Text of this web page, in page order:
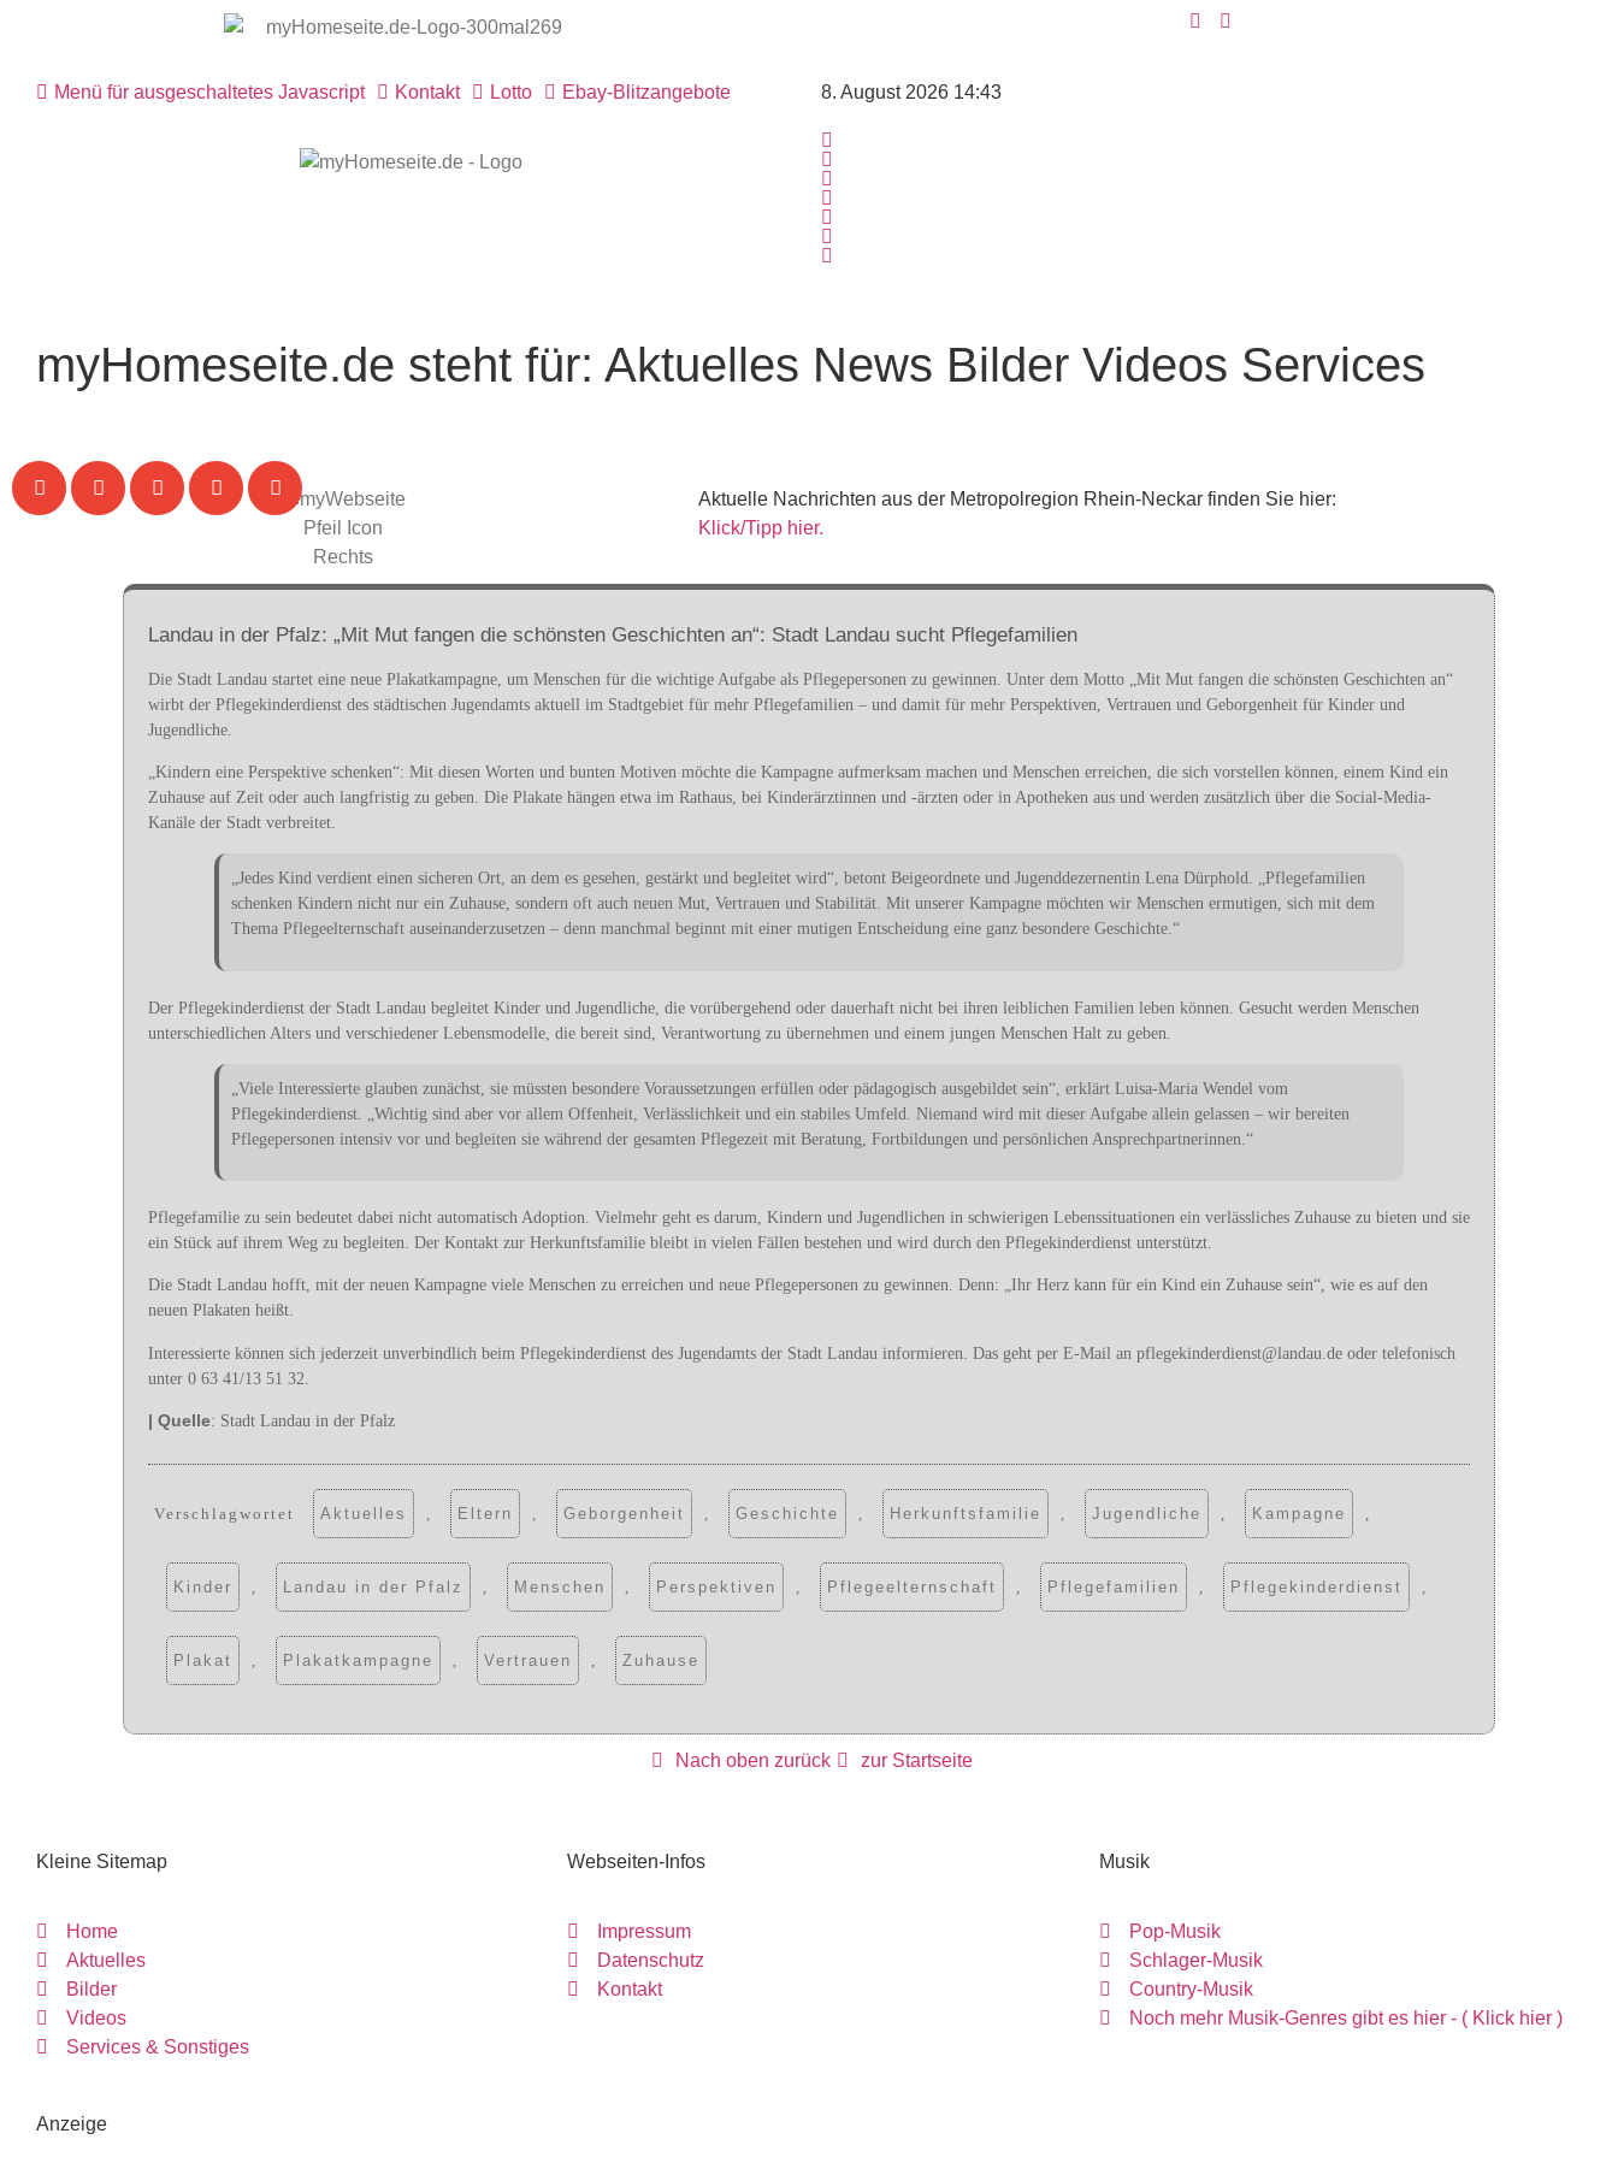
Menü für ausgeschaltetes Javascript Kontakt Lotto Ebay-Blitzangebote 8. August 2026 14:43
myHomeseite.de steht für: Aktuelles News Bilder Videos Services
Aktuelle Nachrichten aus der Metropolregion Rhein-Neckar finden Sie hier:
Klick/Tipp hier.
Landau in der Pfalz: „Mit Mut fangen die schönsten Geschichten an“: Stadt Landau sucht Pflegefamilien
Die Stadt Landau startet eine neue Plakatkampagne, um Menschen für die wichtige Aufgabe als Pflegepersonen zu gewinnen. Unter dem Motto „Mit Mut fangen die schönsten Geschichten an“
wirbt der Pflegekinderdienst des städtischen Jugendamts aktuell im Stadtgebiet für mehr Pflegefamilien – und damit für mehr Perspektiven, Vertrauen und Geborgenheit für Kinder und
Jugendliche.
„Kindern eine Perspektive schenken“: Mit diesen Worten und bunten Motiven möchte die Kampagne aufmerksam machen und Menschen erreichen, die sich vorstellen können, einem Kind ein
Zuhause auf Zeit oder auch langfristig zu geben. Die Plakate hängen etwa im Rathaus, bei Kinderärztinnen und -ärzten oder in Apotheken aus und werden zusätzlich über die Social-Media-
Kanäle der Stadt verbreitet.
„Jedes Kind verdient einen sicheren Ort, an dem es gesehen, gestärkt und begleitet wird“, betont Beigeordnete und Jugenddezernentin Lena Dürphold. „Pflegefamilien
schenken Kindern nicht nur ein Zuhause, sondern oft auch neuen Mut, Vertrauen und Stabilität. Mit unserer Kampagne möchten wir Menschen ermutigen, sich mit dem
Thema Pflegeelternschaft auseinanderzusetzen – denn manchmal beginnt mit einer mutigen Entscheidung eine ganz besondere Geschichte.“
Der Pflegekinderdienst der Stadt Landau begleitet Kinder und Jugendliche, die vorübergehend oder dauerhaft nicht bei ihren leiblichen Familien leben können. Gesucht werden Menschen
unterschiedlichen Alters und verschiedener Lebensmodelle, die bereit sind, Verantwortung zu übernehmen und einem jungen Menschen Halt zu geben.
„Viele Interessierte glauben zunächst, sie müssten besondere Voraussetzungen erfüllen oder pädagogisch ausgebildet sein“, erklärt Luisa-Maria Wendel vom
Pflegekinderdienst. „Wichtig sind aber vor allem Offenheit, Verlässlichkeit und ein stabiles Umfeld. Niemand wird mit dieser Aufgabe allein gelassen – wir bereiten
Pflegepersonen intensiv vor und begleiten sie während der gesamten Pflegezeit mit Beratung, Fortbildungen und persönlichen Ansprechpartnerinnen.“
Pflegefamilie zu sein bedeutet dabei nicht automatisch Adoption. Vielmehr geht es darum, Kindern und Jugendlichen in schwierigen Lebenssituationen ein verlässliches Zuhause zu bieten und sie
ein Stück auf ihrem Weg zu begleiten. Der Kontakt zur Herkunftsfamilie bleibt in vielen Fällen bestehen und wird durch den Pflegekinderdienst unterstützt.
Die Stadt Landau hofft, mit der neuen Kampagne viele Menschen zu erreichen und neue Pflegepersonen zu gewinnen. Denn: „Ihr Herz kann für ein Kind ein Zuhause sein“, wie es auf den
neuen Plakaten heißt.
Interessierte können sich jederzeit unverbindlich beim Pflegekinderdienst des Jugendamts der Stadt Landau informieren. Das geht per E-Mail an pflegekinderdienst@landau.de oder telefonisch
unter 0 63 41/13 51 32.
| Quelle: Stadt Landau in der Pfalz
Verschlagwortet Aktuelles Eltern Geborgenheit Geschichte Herkunftsfamilie Jugendliche Kampagne
Kinder Landau in der Pfalz Menschen Perspektiven Pflegeelternschaft Pflegefamilien Pflegekinderdienst
Plakat Plakatkampagne Vertrauen Zuhause
Nach oben zurück zur Startseite
Kleine Sitemap
Home
Aktuelles
Bilder
Videos
Services & Sonstiges
Webseiten-Infos
Impressum
Datenschutz
Kontakt
Musik
Pop-Musik
Schlager-Musik
Country-Musik
Noch mehr Musik-Genres gibt es hier - ( Klick hier )
Anzeige